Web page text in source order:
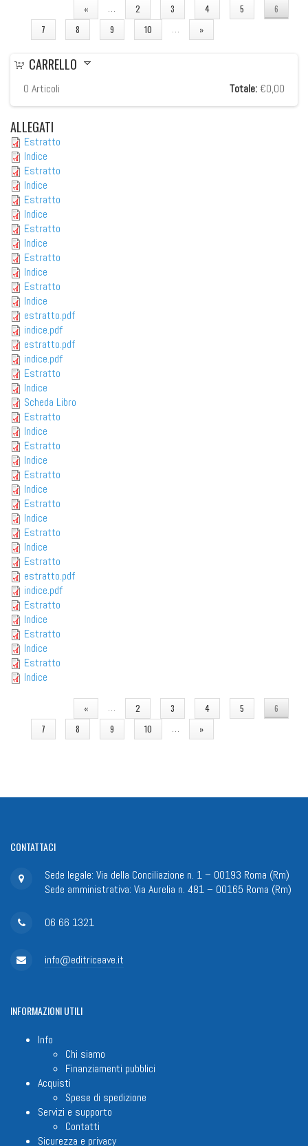
« … 2 3 4 5
6
7
8 9 10 … »
CARRELLO
0 Articoli Totale: €0,00
ALLEGATI
Estratto
Indice
Estratto
Indice
Estratto
Indice
Estratto
Indice
Estratto
Indice
Estratto
Indice
estratto.pdf
indice.pdf
estratto.pdf
indice.pdf
Estratto
Indice
Scheda Libro
Estratto
Indice
Estratto
Indice
Estratto
Indice
Estratto
Indice
Estratto
Indice
Estratto
estratto.pdf
indice.pdf
Estratto
Indice
Estratto
Indice
Estratto
Indice
« … 2 3 4 5
6
7
8 9 10 … »
CONTATTACI
Sede legale: Via della Conciliazione n. 1 – 00193 Roma (Rm)
Sede amministrativa: Via Aurelia n. 481 – 00165 Roma (Rm)
06 66 1321
info@editriceave.it
INFORMAZIONIUTILI
Info
Chi siamo
Finanziamenti pubblici
Acquisti
Spese di spedizione
Servizi e supporto
Contatti
Sicurezza e privacy